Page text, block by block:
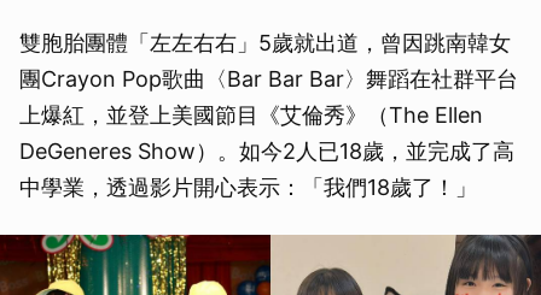
雙胞胎團體「左左右右」5歲就出道，曾因跳南韓女
團Crayon Pop歌曲〈Bar Bar Bar〉舞蹈在社群平台
上爆紅，並登上美國節目《艾倫秀》（The Ellen
DeGeneres Show）。如今2人已18歲，並完成了高
中學業，透過影片開心表示：「我們18歲了！」